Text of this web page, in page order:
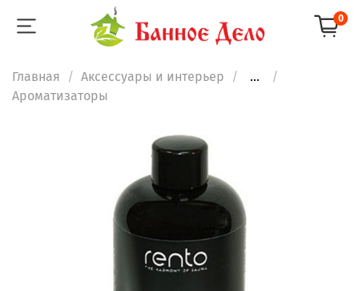
0
Главная Аксессуары и интерьер
...
Ароматизаторы